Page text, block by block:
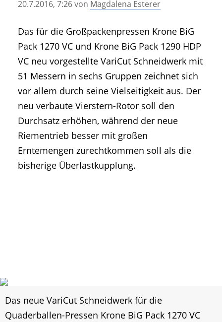
• Geschichte und Geschichten
• Mitteilung der Redaktion
• Agritechnica Neuheiten Archiv
• Artikel nach Hersteller/Marke
20.7.2016, 7:26von Magdalena Esterer
Das für die Großpackenpressen Krone BiG
Pack 1270 VC und Krone BiG Pack 1290 HDP
VC neu vorgestellte VariCut Schneidwerk mit
51 Messern in sechs Gruppen zeichnet sich
vor allem durch seine Vielseitigkeit aus. Der
neu verbaute Vierstern-Rotor soll den
Durchsatz erhöhen, während der neue
Riementrieb besser mit großen
Erntemengen zurechtkommen soll als die
bisherige Überlastkupplung.
Das neue VariCut Schneidwerk für die
Quaderballen-Pressen Krone BiG Pack 1270 VC